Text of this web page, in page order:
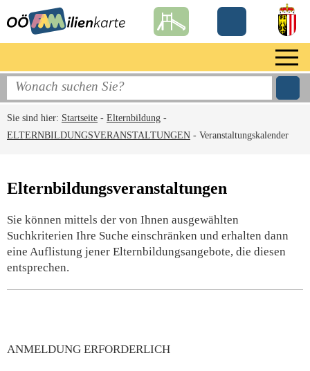
Sie sind hier: Startseite - Elternbildung -
ELTERNBILDUNGSVERANSTALTUNGEN - Veranstaltungskalender
Elternbildungsveranstaltungen
Sie können mittels der von Ihnen ausgewählten
Suchkriterien Ihre Suche einschränken und erhalten dann
eine Auflistung jener Elternbildungsangebote, die diesen
entsprechen.
ANMELDUNG ERFORDERLICH